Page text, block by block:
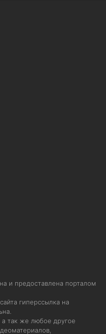
и предоставлена порталом
гиперссылка на
так же любое другое